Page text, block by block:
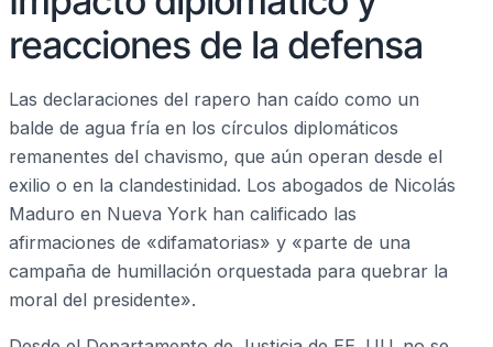
reacciones de la defensa
Las declaraciones del rapero han caído como un
balde de agua fría en los círculos diplomáticos
remanentes del chavismo, que aún operan desde el
exilio o en la clandestinidad. Los abogados de Nicolás
Maduro en Nueva York han calificado las
afirmaciones de «difamatorias» y «parte de una
campaña de humillación orquestada para quebrar la
moral del presidente».